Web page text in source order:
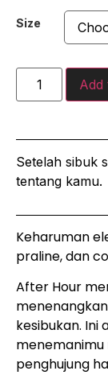
Size
Add
Setelah sibuk
tentang kamu.
Keharuman
praline, dan
After Hour
kesibukan. Ini
penghujung